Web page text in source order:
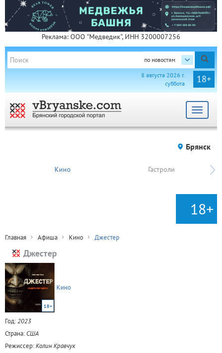
Реклама: ООО "Медведик", ИНН 3200007256
по новостям
18+
8 августа 2026 г.
суббота
Toggle
Брянск
Кино Гастроли
18+
Главная Афиша Кино Джестер
Джестер
18+
Кино
Год:2023
Страна: США
Режиссер:Колин Кравчук